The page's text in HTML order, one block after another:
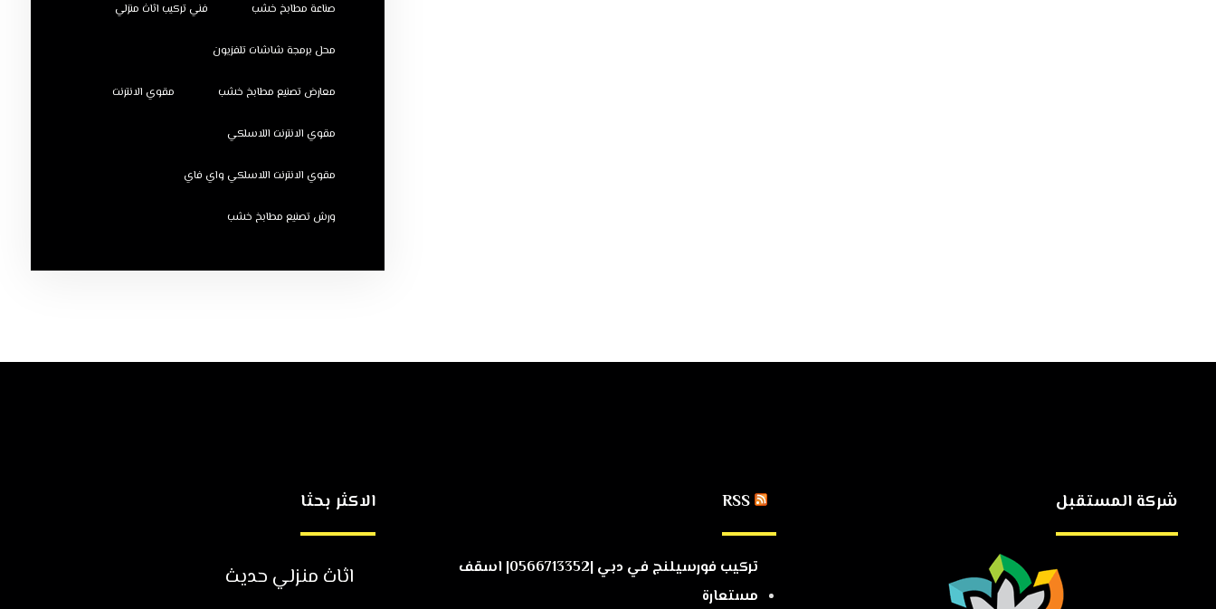
صناعة مطابخ خشب فني تركيب اثاث منزلي
محل برمجة شاشات تلفزيون
معارض تصنيع مطابخ خشب مقوي الانترنت
مقوي الانترنت اللاسلكي
مقوي الانترنت اللاسلكي واي فاي
ورش تصنيع مطابخ خشب
شركة المستقبل RSS
تركيب فورسيلنج في دبي |0566713352| اسقف
مستعارة
الاكثر بحثا
اثاث منزلي حديث